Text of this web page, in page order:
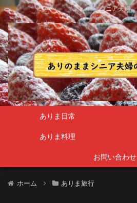
シニア夫婦
ありま日常
ありま料理
お問い合わせ
ホーム ありま旅行